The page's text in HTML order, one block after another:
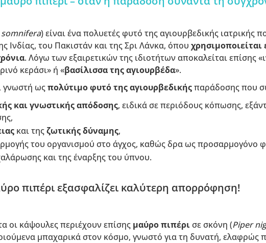
) είναι ένα πολυετές φυτό της αγιουρβεδικής ιατρικής
Ινδίας, του Πακιστάν και της Σρι Λάνκα, όπου χρησιμοποιείται
. Λόγω των εξαιρετικών της ιδιοτήτων αποκαλείται επίσης
κεράσι» ή «βασίλισσα της αγιουρβέδα».
γνωστή ωςπολύτιμο φυτό της αγιουρβεδικήςπαράδοσης που
και γνωστικής απόδοσης, ειδικά σε περιόδους κόπωσης,
και τηςζωτικής δύναμης,
του οργανισμού στο άγχος, καθώς δρα ως προσαρμογόνο
και της έναρξης του ύπνου.
πιπέρι εξασφαλίζει καλύτερη απορρόφηση!
οι κάψουλες περιέχουν επίσης μαύρο πιπέρισε σκόνη (Piper
μπαχαρικά στον κόσμο, γνωστό για τη δυνατή, ελαφρώς